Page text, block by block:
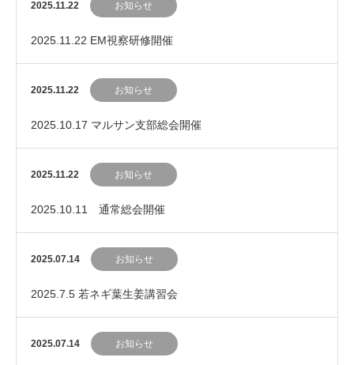
2025.11.22 お知らせ
2025.11.22 EM視察研修開催
2025.11.22 お知らせ
2025.10.17 マルサン支部総会開催
2025.11.22 お知らせ
2025.10.11 通常総会開催
2025.07.14 お知らせ
2025.7.5 若ネギ葉生姜講習会
2025.07.14 お知らせ